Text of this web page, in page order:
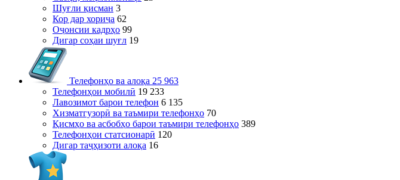
Шуғли қисман 3
Кор дар хориҷа 62
Оҷонсии кадрҳо 99
Дигар соҳаи шуғл 19
Телефонҳо ва алоқа 25 963
Телефонҳои мобилӣ 19 233
Лавозимот барои телефон 6 135
Хизматгузорӣ ва таъмири телефонҳо 70
Қисмҳо ва асбобҳо барои таъмири телефонҳо 389
Телефонҳои статсионарӣ 120
Дигар таҷҳизоти алоқа 16